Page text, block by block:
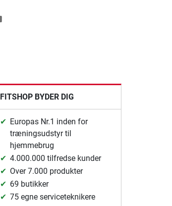
FITSHOP BYDER DIG
Europas Nr.1 inden for
træningsudstyr til
hjemmebrug
4.000.000 tilfredse kunder
Over 7.000 produkter
69 butikker
75 egne serviceteknikere